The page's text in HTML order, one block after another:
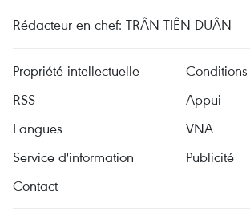
Rédacteur en chef: TRÂN TIÊN DUÂN
Propriété intellectuelle
RSS
Appui
Langues
VNA
Service d'information
Publicité
Contact